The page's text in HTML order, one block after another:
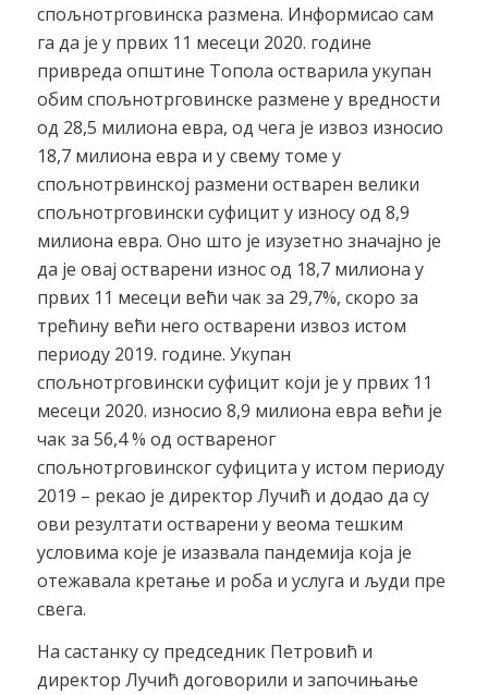
спољнотрговинска размена. Информисао сам
га да је у првих 11 месеци 2020. године
привреда општине Топола остварила укупан
обим спољнотрговинске размене у вредности
од 28,5 милиона евра, од чега је извоз износио
18,7 милиона евра и у свему томе у
спољнотрвинској размени остварен велики
спољнотрговински суфицит у износу од 8,9
милиона евра. Оно што је изузетно значајно је
да је овај остварени износ од 18,7 милиона у
првих 11 месеци већи чак за 29,7%, скоро за
трећину већи него остварени извоз истом
периоду 2019. године. Укупан
спољнотрговински суфицит који је у првих 11
месеци 2020. износио 8,9 милиона евра већи је
чак за 56,4 % од оствареног
спољнотрговинског суфицита у истом периоду
2019 – рекао је директор Лучић и додао да су
ови резултати остварени у веома тешким
условима које је изазвала пандемија која је
отежавала кретање и роба и услуга и људи пре
свега.
На састанку су председник Петровић и
директор Лучић договорили и започињање